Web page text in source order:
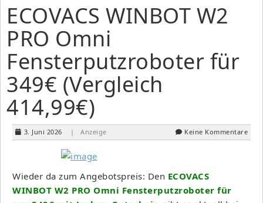
ECOVACS WINBOT W2
PRO Omni
Fensterputzroboter für
349€ (Vergleich
414,99€)
3. Juni 2026 | Anzeige Keine Kommentare
Wieder da zum Angebotspreis: Den ECOVACS
WINBOT W2 PRO Omni Fensterputzroboter für